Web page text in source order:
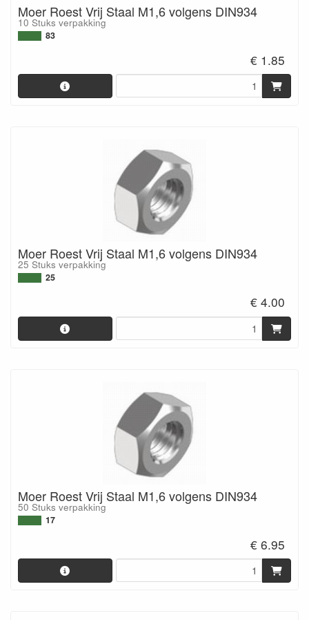
Moer Roest Vrij Staal M1,6 volgens DIN934
10 Stuks verpakking
83
€ 1.85
Moer Roest Vrij Staal M1,6 volgens DIN934
25 Stuks verpakking
25
€ 4.00
Moer Roest Vrij Staal M1,6 volgens DIN934
50 Stuks verpakking
17
€ 6.95